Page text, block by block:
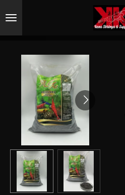
direct
hoofdinhoud